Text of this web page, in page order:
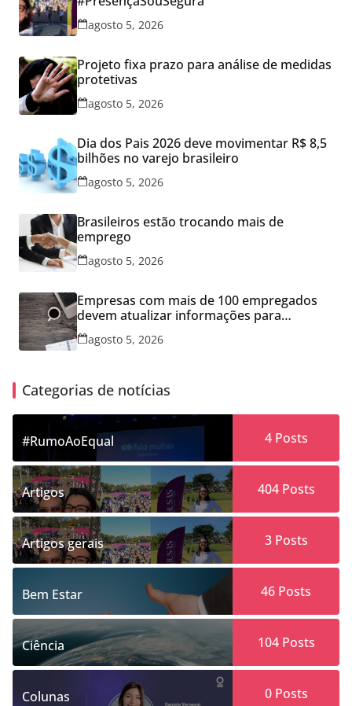
agosto 5, 2026
Projeto fixa prazo para análise de medidas
protetivas
agosto 5, 2026
Dia dos Pais 2026 deve movimentar R$ 8,5
bilhões no varejo brasileiro
agosto 5, 2026
Brasileiros estão trocando mais de
emprego
agosto 5, 2026
Empresas com mais de 100 empregados
devem atualizar informações para
Relatório de Transparência Salarial
agosto 5, 2026
Categorias de notícias
#RumoAoEqual 4Posts
Artigos 404Posts
Artigos gerais 3Posts
Bem Estar 46 Posts
Ciência 104Posts
Colunas 0Posts